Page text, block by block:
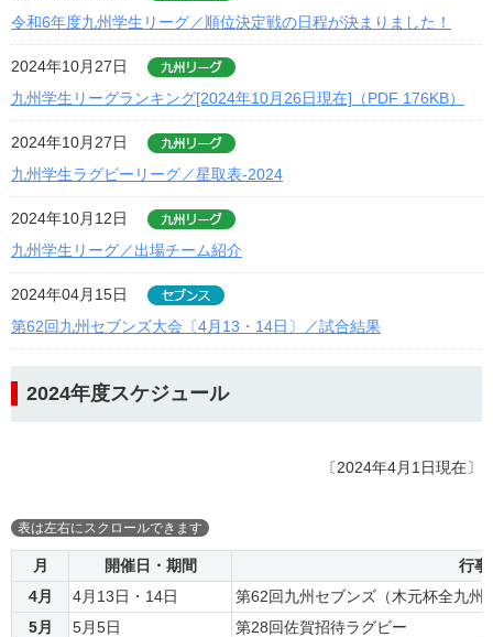
令和6年度九州学生リーグ／順位決定戦の日程が決まりました！
2024年10月27日
九州学生リーグランキング[2024年10月26日現在]（PDF 176KB）
2024年10月27日
九州学生ラグビーリーグ／星取表-2024
2024年10月12日
九州学生リーグ／出場チーム紹介
2024年04月15日
第62回九州セブンズ大会〔4月13・14日〕／試合結果
2024年度スケジュール
〔2024年4月1日現在〕
月 開催日・期間
行事
4月
4月13日・14日
第62回九州セブンズ（木元杯全九州
5月
5月5日
第28回佐賀招待ラグビー